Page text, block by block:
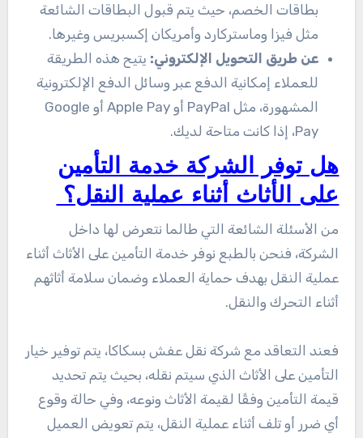
بطاقات الخصم، حيث يتم قبول البطاقات الشائعة
مثل فيزا وماستركارد وأمريكان إكسبريس وغيرها.
عن طريق التحويل الإلكتروني: يتيح هذه الطريقة
للعملاء إمكانية الدفع عبر وسائل الدفع الإلكترونية
المشهورة، مثل PayPal أو Apple Pay أو Google
Pay، إذا كانت متاحة لديك.
هل توفر الشركة خدمة التأمين
على الأثاث أثناء عملية النقل؟
من الأسئلة الشائعة التي طالما نتعرض لها داخل
الشركة، فنحن بالطبع نوفر خدمة التأمين على الأثاث أثناء
عملية النقل بهدف حماية العملاء وضمان سلامة أثاثهم
أثناء التحرك والنقل.
فعند التعاقد مع شركة نقل عفش بسكاكا، يتم توفير خيار
التأمين على الأثاث الذي سيتم نقله، بحيث يتم تحديد
قيمة التأمين وفقًا لقيمة الأثاث ونوعه، وفي حالة وقوع
أي ضرر أو تلف أثناء عملية النقل، يتم تعويض العميل